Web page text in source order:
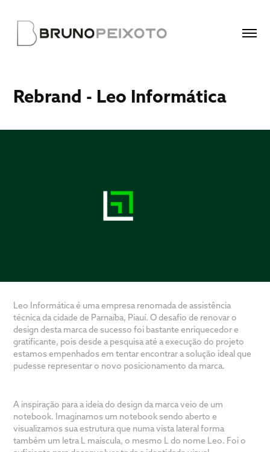
Rebrand - Leo Informática
Leo Informática é uma empresa renomada de assistência
técnica da cidade de Parnaíba, Piauí. O desafio de renovar o
design desta marca de sucesso foi bastante enriquecedor e
gratificante, pois desde a pesquisa até a execução do projeto
estamos empenhados em tentar encontrar a solução ideal que
pudesse representar o novo posicionamento da marca.
A inspiração para a ideia do design da marca veio de um
notebook. Imaginamos um notebook sendo aberto e
visualizamos sua estrutura que numa vista lateral forma
também um letra L maíscula, o mesmo L do nome Leo. Foi o